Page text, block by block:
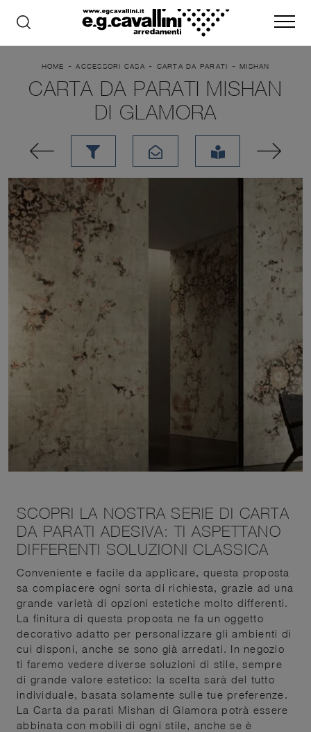
HOME -ACCESSORI CASA - CARTA DA PARATI - MISHAN
CARTA DA PARATI MISHAN
DI GLAMORA
SCOPRI LA NOSTRA SERIE DI CARTA
DA PARATI ADESIVA: TI ASPETTANO
DIFFERENTI SOLUZIONI CLASSICA
Conveniente e facile da applicare, questa proposta
sa compiacere ogni sorta di richiesta, grazie ad una
grande varietà di opzioni estetiche molto differenti.
La finitura di questa proposta ne fa un oggetto
decorativo adatto per personalizzare gli ambienti di
cui disponi, anche se sono già arredati. In negozio
ti faremo vedere diverse soluzioni di stile, sempre
di grande valore estetico: la scelta sarà del tutto
individuale, basata solamente sulle tue preferenze.
La Carta da parati Mishan di Glamora potrà essere
abbinata con mobili di ogni stile, anche se è